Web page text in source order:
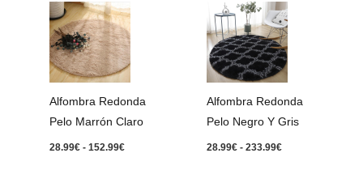
Alfombra Redonda
Pelo Marrón Claro
28.99€ - 152.99€
Rango
de
precios:
desde
28.99€
hasta
152.99€
Alfombra Redonda
Pelo Negro Y Gris
28.99€ - 233.99€
Rango
de
precios:
desde
28.99€
hasta
233.99€